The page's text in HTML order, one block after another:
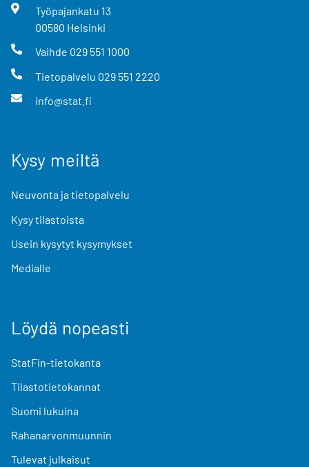
Työpajankatu 13
00580 Helsinki
Vaihde 029 551 1000
Tietopalvelu 029 551 2220
info@stat.fi
Kysy meiltä
Neuvonta ja tietopalvelu
Kysy tilastoista
Usein kysytyt kysymykset
Medialle
Löydä nopeasti
StatFin-tietokanta
Tilastotietokannat
Suomi lukuina
Rahanarvonmuunnin
Tulevat julkaisut